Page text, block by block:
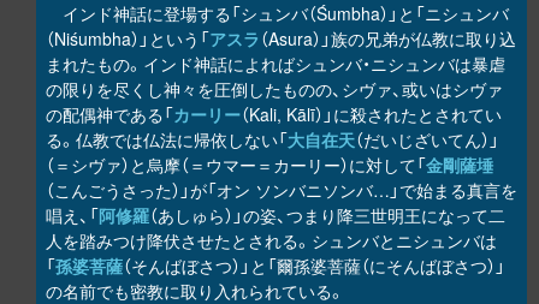
インド神話に登場する「シュンバ（Śumbha）」と「ニシュンバ
（Niśumbha）」という「アスラ （Asura）」族の兄弟が仏教に取り込
まれたもの。インド神話によればシュンバ・ニシュンバは暴虐
の限りを尽くし神々を圧倒したものの、シヴァ、或いはシヴァ
の配偶神である「カーリー（Kali, Kālī）」に殺されたとされてい
る。仏教では仏法に帰依しない「大自在天（だいじざいてん）」
（＝シヴァ）と烏摩（＝ウマー＝カーリー）に対して「金剛薩埵
（こんごうさった）」が「オン ソンバニソンバ…」で始まる真言を
唱え、「阿修羅（あしゅら）」の姿、つまり降三世明王になって二
人を踏みつけ降伏させたとされる。シュンバとニシュンバは
「孫婆菩薩（そんばぼさつ）」と「爾孫婆菩薩（にそんばぼさつ）」
の名前でも密教に取り入れられている。